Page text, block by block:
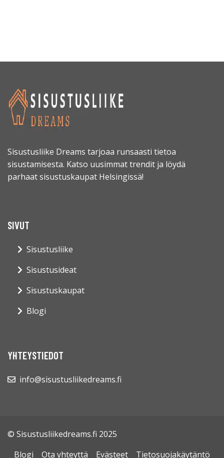
Sisustusliike Dreams tarjoaa runsaasti tietoa
sisustamisesta. Katso uusimmat trendit ja löydä
parhaat sisustuskaupat Helsingissä!
SIVUT
Sisustusliike
Sisustusideat
Sisustuskaupat
Blogi
YHTEYSTIEDOT
info@sisustusliikedreams.fi
© Sisustusliikedreams.fi 2025
Blogi
Ota yhteyttä Evästeet Tietosuojakäytäntö